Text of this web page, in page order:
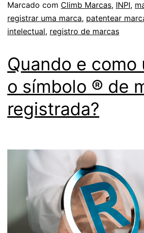
Marcado com Climb Marcas, INPI,
registrar uma marca, patentear
intelectual, registro de marcas
Quando e como
o símbolo ® de
registrada?